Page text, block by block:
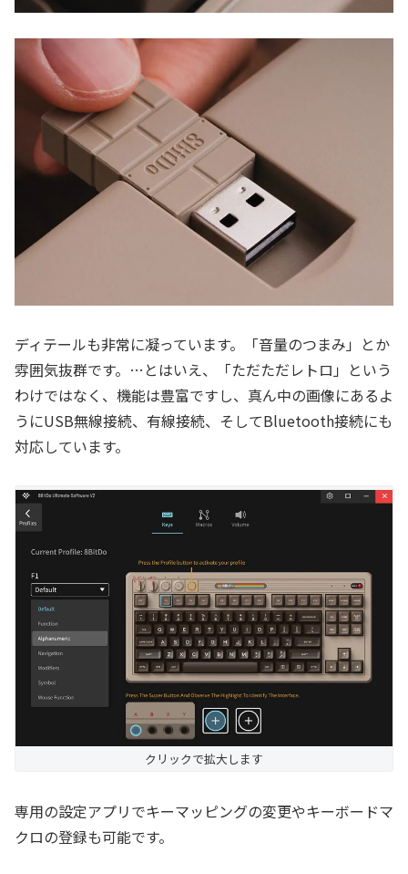
ディテールも非常に凝っています。「音量のつまみ」とか
雰囲気抜群です。…とはいえ、「ただただレトロ」という
わけではなく、機能は豊富ですし、真ん中の画像にあるよ
うにUSB無線接続、有線接続、そしてBluetooth接続にも
対応しています。
クリックで拡大します
専用の設定アプリでキーマッピングの変更やキーボードマ
クロの登録も可能です。